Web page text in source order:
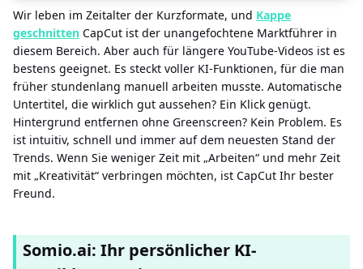
Wir leben im Zeitalter der Kurzformate, und Kappe
geschnitten CapCut ist der unangefochtene Marktführer in
diesem Bereich. Aber auch für längere YouTube-Videos ist es
bestens geeignet. Es steckt voller KI-Funktionen, für die man
früher stundenlang manuell arbeiten musste. Automatische
Untertitel, die wirklich gut aussehen? Ein Klick genügt.
Hintergrund entfernen ohne Greenscreen? Kein Problem. Es
ist intuitiv, schnell und immer auf dem neuesten Stand der
Trends. Wenn Sie weniger Zeit mit „Arbeiten“ und mehr Zeit
mit „Kreativität“ verbringen möchten, ist CapCut Ihr bester
Freund.
Somio.ai: Ihr persönlicher KI-